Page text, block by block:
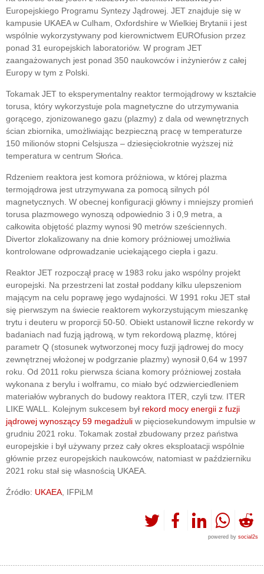
Europejskiego Programu Syntezy Jądrowej. JET znajduje się w
kampusie UKAEA w Culham, Oxfordshire w Wielkiej Brytanii i jest
wspólnie wykorzystywany pod kierownictwem EUROfusion przez
ponad 31 europejskich laboratoriów. W program JET
zaangażowanych jest ponad 350 naukowców i inżynierów z całej
Europy w tym z Polski.
Tokamak JET to eksperymentalny reaktor termojądrowy w kształcie
torusa, który wykorzystuje pola magnetyczne do utrzymywania
gorącego, zjonizowanego gazu (plazmy) z dala od wewnętrznych
ścian zbiornika, umożliwiając bezpieczną pracę w temperaturze
150 milionów stopni Celsjusza – dziesięciokrotnie wyższej niż
temperatura w centrum Słońca.
Rdzeniem reaktora jest komora próżniowa, w której plazma
termojądrowa jest utrzymywana za pomocą silnych pól
magnetycznych. W obecnej konfiguracji główny i mniejszy promień
torusa plazmowego wynoszą odpowiednio 3 i 0,9 metra, a
całkowita objętość plazmy wynosi 90 metrów sześciennych.
Divertor zlokalizowany na dnie komory próżniowej umożliwia
kontrolowane odprowadzanie uciekającego ciepła i gazu.
Reaktor JET rozpoczął pracę w 1983 roku jako wspólny projekt
europejski. Na przestrzeni lat został poddany kilku ulepszeniom
mającym na celu poprawę jego wydajności. W 1991 roku JET stał
się pierwszym na świecie reaktorem wykorzystującym mieszankę
trytu i deuteru w proporcji 50-50. Obiekt ustanowił liczne rekordy w
badaniach nad fuzją jądrową, w tym rekordową plazmę, której
parametr Q (stosunek wytworzonej mocy fuzji jądrowej do mocy
zewnętrznej włożonej w podgrzanie plazmy) wynosił 0,64 w 1997
roku. Od 2011 roku pierwsza ściana komory próżniowej została
wykonana z berylu i wolframu, co miało być odzwierciedleniem
materiałów wybranych do budowy reaktora ITER, czyli tzw. ITER
LIKE WALL. Kolejnym sukcesem był rekord mocy energii z fuzji
jądrowej wynoszący 59 megadżuli w pięciosekundowym impulsie w
grudniu 2021 roku. Tokamak został zbudowany przez państwa
europejskie i był używany przez cały okres eksploatacji wspólnie
głównie przez europejskich naukowców, natomiast w październiku
2021 roku stał się własnością UKAEA.
Źródło: UKAEA, IFPiLM
powered by social2s